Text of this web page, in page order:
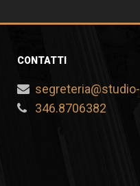
CONTATTI
346.8706382